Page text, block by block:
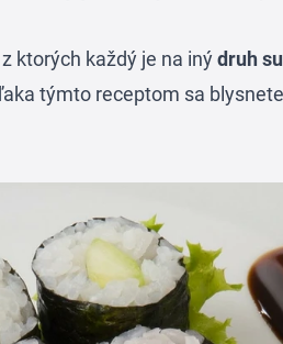
z ktorých každý je na inýdruh
týmto receptom sa